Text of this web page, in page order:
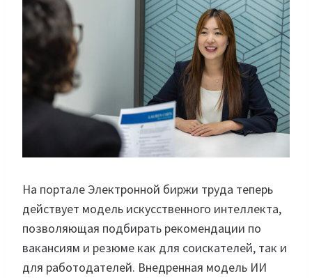
На портале Электронной биржи труда теперь
действует модель искусственного интеллекта,
позволяющая подбирать рекомендации по
вакансиям и резюме как для соискателей, так и
для работодателей. Внедренная модель ИИ